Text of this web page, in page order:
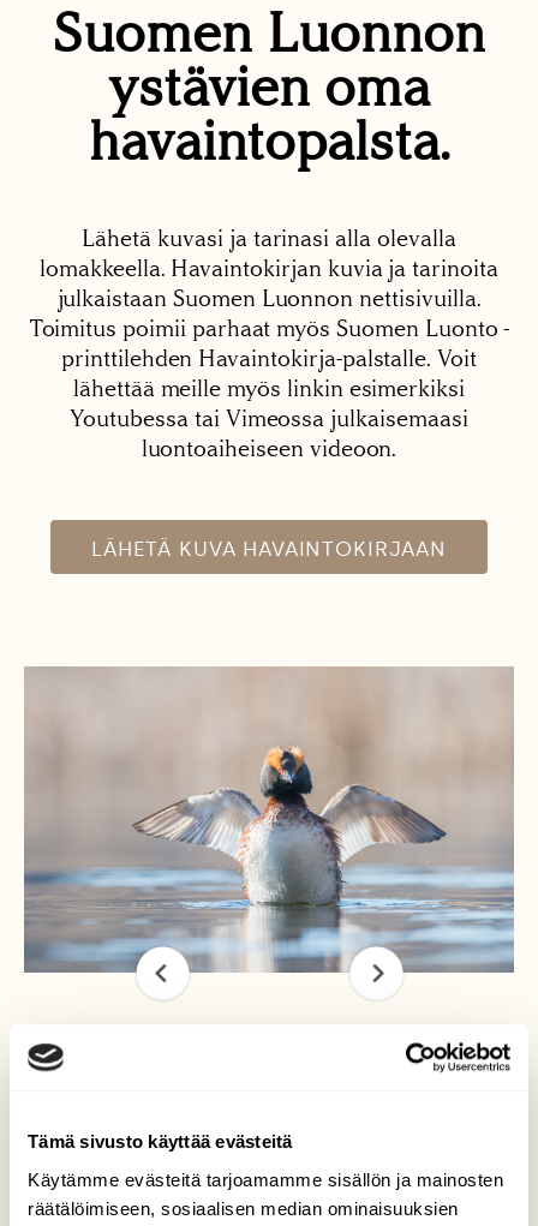
Tämä sivusto käyttää evästeitä
Käytämme evästeitä tarjoamamme sisällön ja mainosten
räätälöimiseen, sosiaalisen median ominaisuuksien
Suomen Luonnon
ystävien oma
havaintopalsta.
Lähetä kuvasi ja tarinasi alla olevalla
lomakkeella. Havaintokirjan kuvia ja tarinoita
julkaistaan Suomen Luonnon nettisivuilla.
Toimitus poimii parhaat myös Suomen Luonto -
printtilehden Havaintokirja-palstalle. Voit
lähettää meille myös linkin esimerkiksi
Youtubessa tai Vimeossa julkaisemaasi
luontoaiheiseen videoon.
LÄHETÄ KUVA HAVAINTOKIRJAAN
Menin aamulla Espoon Suomenojalle
testaamaan uutta kemeraani ja
omavalmiste jalustaa. Siellä on hyvät